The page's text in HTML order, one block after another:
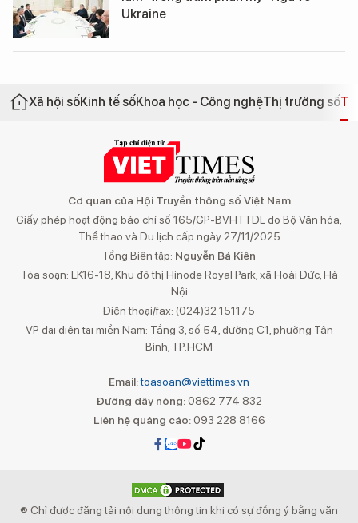
Ukraine
Xã hội sốKinh tế sốKhoa học - Công nghệThị trường số
Cơ quan của Hội Truyền thông số Việt Nam
Giấy phép hoạt động báo chí số 165/GP-BVHTTDL do Bộ Văn hóa,
Thể thao và Du lịch cấp ngày 27/11/2025
Tổng Biên tập: Nguyễn Bá Kiên
Tòa soạn: LK16-18, Khu đô thị Hinode Royal Park, xã Hoài Đức, Hà
Nội
Điện thoại/fax: (024)32 151175
VP đại diện tại miền Nam: Tầng 3, số 54, đường C1, phường Tân
Bình, TP.HCM
Email:toasoan@viettimes.vn
Đường dây nóng: 0862 774 832
Liên hệ quảng cáo:093 228 8166
® Chỉ được đăng tải nội dung thông tin khi có sự đồng ý bằng văn